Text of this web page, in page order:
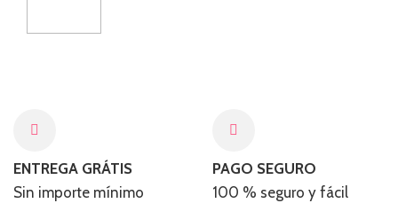
ENTREGA GRÁTIS
Sin importe mínimo
PAGO SEGURO
100 % seguro y fácil​